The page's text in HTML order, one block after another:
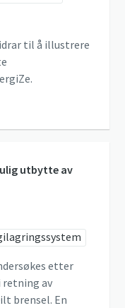
til å illustrere
utbytte av
etter
retning av
brensel. En